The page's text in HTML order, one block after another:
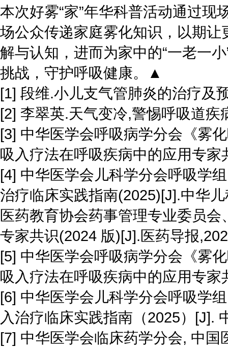
本次好雾“家”年华科普活动通过
场公众传递家庭雾化知识，以期
解与认知，进而为家中的“一老一
挑战，守护呼吸健康。▲
[1] 段维.小儿支气管肺炎的治疗及
[2] 李翠英.天气变冷,警惕呼吸道疾
[3] 中华医学会呼吸病学分会《雾
吸入疗法在呼吸疾病中的应用专
[4] 中华医学会儿科学分会呼吸学
治疗临床实践指南(2025)[J].中华
医药教育协会药事管理专业委员
专家共识(2024 版)[J].医药导报
[5] 中华医学会呼吸病学分会《雾
吸入疗法在呼吸疾病中的应用专
[6] 中华医学会儿科学分会呼吸学
入治疗临床实践指南（2025）[J].
[7] 中华医学会临床药学分会, 中